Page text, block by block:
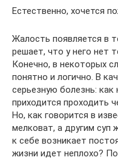
Естественно, хочется
Жалость появляется в
решает, что у него нет
Конечно, в некоторых
понятно и логично. В
серьезную болезнь:
приходится проходить
Но, как говорится в
мелковат, а другим суп
к себе возникает
жизни идет неплохо?